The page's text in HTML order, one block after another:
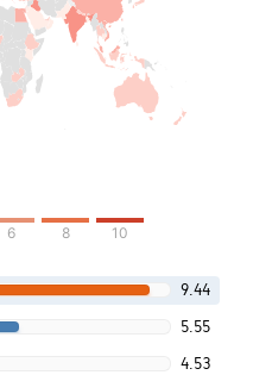
6 8 10
9.44
5.55
4.53